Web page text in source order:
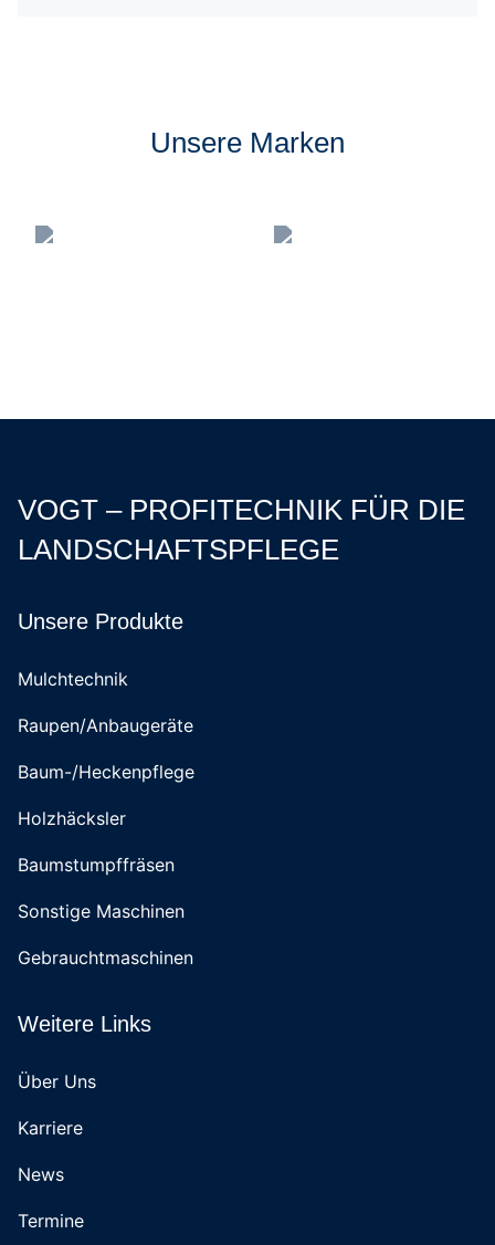
Unsere Marken
VOGT – PROFITECHNIK FÜR DIE
LANDSCHAFTSPFLEGE
Unsere Produkte
Mulchtechnik
Raupen/Anbaugeräte
Baum-/Heckenpflege
Holzhäcksler
Baumstumpffräsen
Sonstige Maschinen
Gebrauchtmaschinen
Weitere Links
Über Uns
Karriere
News
Termine